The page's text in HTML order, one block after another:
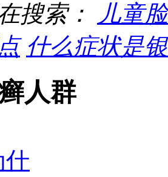
搜索：
儿童
什么症状是
人群